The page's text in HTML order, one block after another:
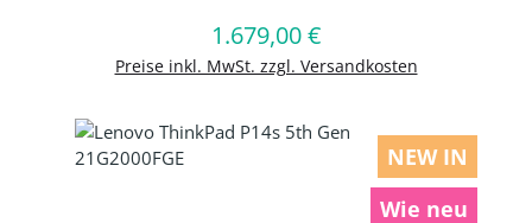
Regulärer Preis:
1.679,00 €
Preise inkl. MwSt. zzgl. Versandkosten
In den Warenkorb
NEW IN
Wie neu